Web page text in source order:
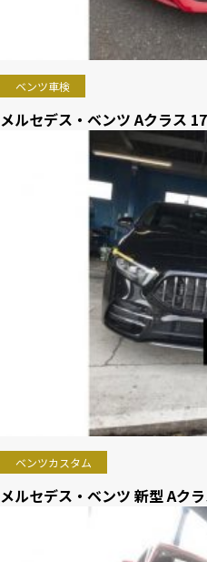
ベンツ車検
メルセデス・ベンツ Aクラス
ベンツカスタム
メルセデス・ベンツ 新型 Aク